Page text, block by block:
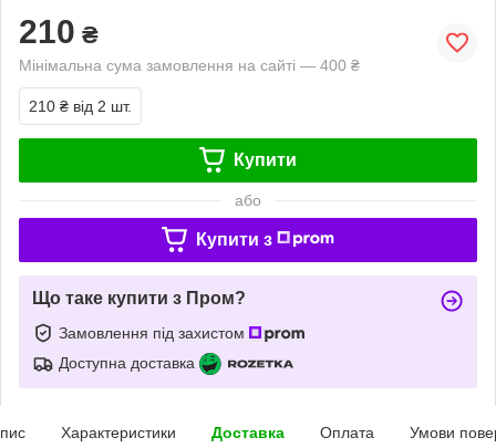
210 ₴
Мінімальна сума замовлення на сайті — 400 ₴
210 ₴ від 2 шт.
Купити
або
Купити з
Що таке купити з Пром?
Замовлення під захистом
Доступна доставка
Характеристики Доставка Оплата Умови